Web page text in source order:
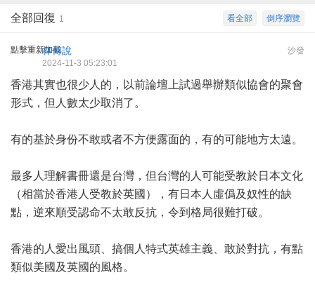
倒序瀏覽
看全部
全部回復 1
點擊重新加載 沙發
林傳說
2024-11-3 05:23:01
香港其實也很少人的，以前論壇上試過舉辦類似協會的聚會
形式，但人數太少取消了。
有的基於身份不敢或者不方便露面的，有的可能地方太遠。
最多人理解書冊還是台灣，但台灣的人可能受教於日本文化
（相當於香港人受教於英國），有日本人虛僞及奴性的缺
點，逆來順受認命不太敢反抗，令到格局很難打破。
香港的人愛出風頭、搞個人特式英雄主義、敢於對抗，有點
類似美國及英國的風格。